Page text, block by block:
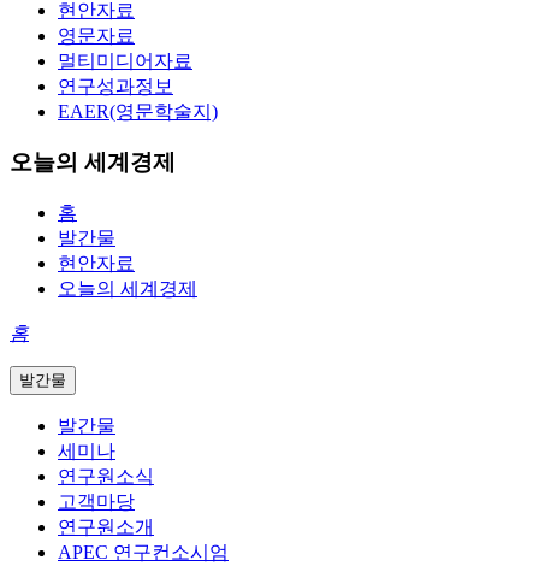
현안자료
영문자료
멀티미디어자료
연구성과정보
EAER(영문학술지)
오늘의 세계경제
홈
발간물
현안자료
오늘의 세계경제
홈
발간물
발간물
세미나
연구원소식
고객마당
연구원소개
APEC 연구컨소시엄